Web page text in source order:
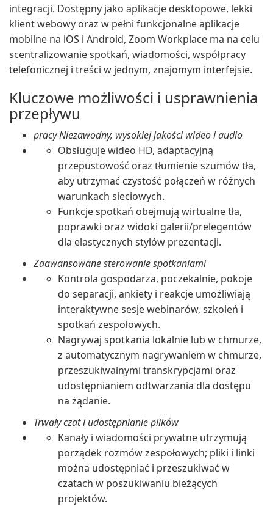
integracji. Dostępny jako aplikacje desktopowe, lekki
klient webowy oraz w pełni funkcjonalne aplikacje
mobilne na iOS i Android, Zoom Workplace ma na celu
scentralizowanie spotkań, wiadomości, współpracy
telefonicznej i treści w jednym, znajomym interfejsie.
Kluczowe możliwości i usprawnienia
przepływu
pracy Niezawodny, wysokiej jakości wideo i audio
Obsługuje wideo HD, adaptacyjną
przepustowość oraz tłumienie szumów tła,
aby utrzymać czystość połączeń w różnych
warunkach sieciowych.
Funkcje spotkań obejmują wirtualne tła,
poprawki oraz widoki galerii/prelegentów
dla elastycznych stylów prezentacji.
Zaawansowane sterowanie spotkaniami
Kontrola gospodarza, poczekalnie, pokoje
do separacji, ankiety i reakcje umożliwiają
interaktywne sesje webinarów, szkoleń i
spotkań zespołowych.
Nagrywaj spotkania lokalnie lub w chmurze,
z automatycznym nagrywaniem w chmurze,
przeszukiwalnymi transkrypcjami oraz
udostępnianiem odtwarzania dla dostępu
na żądanie.
Trwały czat i udostępnianie plików
Kanały i wiadomości prywatne utrzymują
porządek rozmów zespołowych; pliki i linki
można udostępniać i przeszukiwać w
czatach w poszukiwaniu bieżących
projektów.